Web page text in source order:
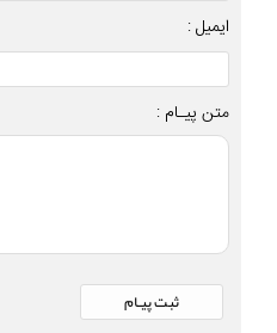
ایمیل :
متن پیـام :